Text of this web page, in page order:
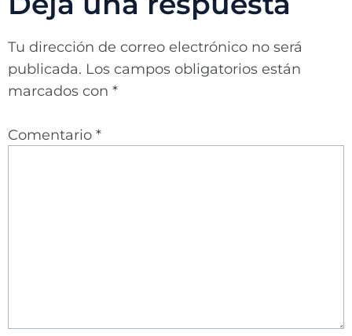
Tu dirección de correo electrónico no será
publicada. Los campos obligatorios están
marcados con *
Comentario *